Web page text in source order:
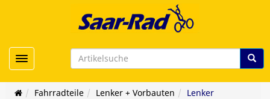
Toggle navigation
Fahrradteile Lenker + Vorbauten Lenker